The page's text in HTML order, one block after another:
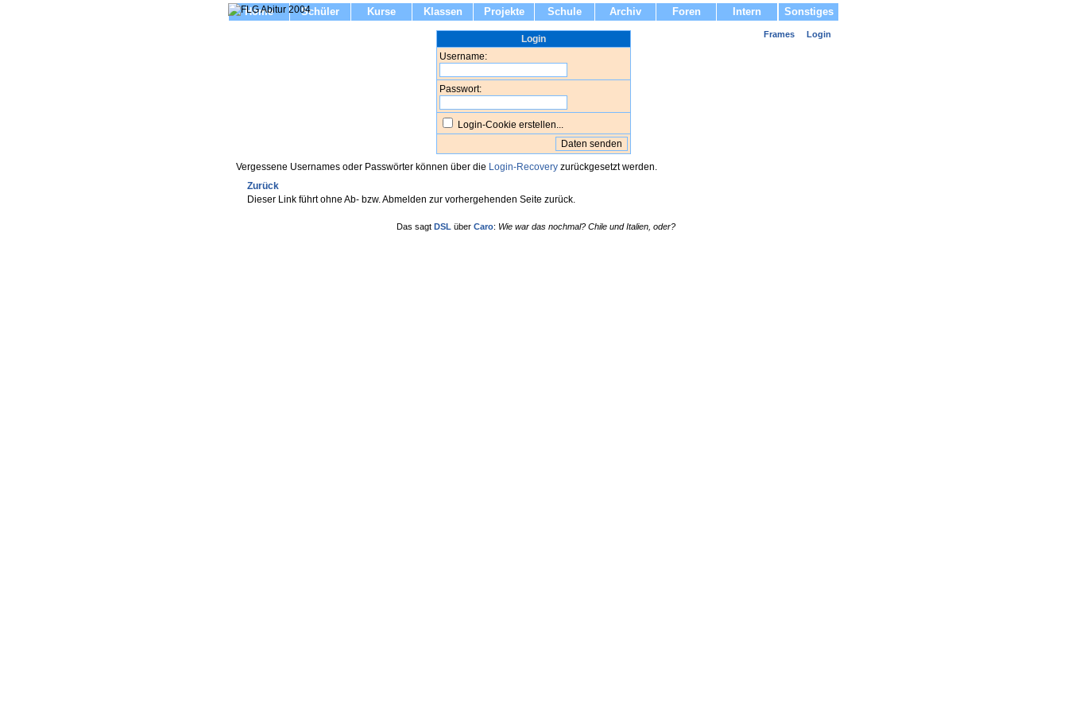
Frames Login
Home Schüler Kurse Klassen Projekte Schule Archiv Foren Intern Sonstiges
Login
Username:
Passwort:
Login-Cookie erstellen...
Vergessene Usernames oder Passwörter können über die Login-Recovery zurückgesetzt werden.
Zurück
Dieser Link führt ohne Ab- bzw. Abmelden zur vorhergehenden Seite zurück.
Das sagt DSL über Caro: Wie war das nochmal? Chile und Italien, oder?